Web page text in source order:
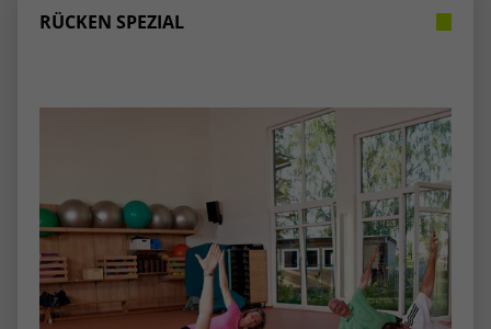
RÜCKEN SPEZIAL